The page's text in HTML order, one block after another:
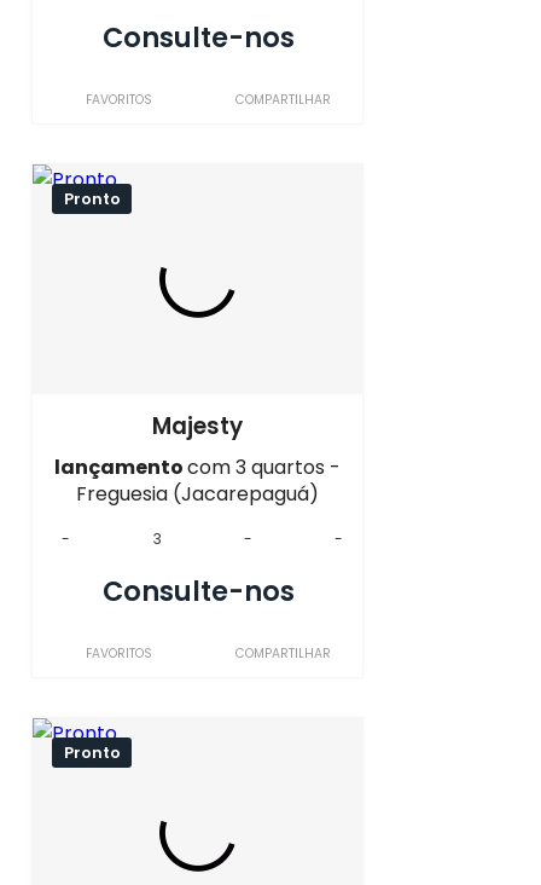
Consulte-nos
FAVORITOS COMPARTILHAR
Pronto
Majesty
lançamentocom 3 quartos -
Freguesia (Jacarepaguá)
- 3 - -
Consulte-nos
FAVORITOS COMPARTILHAR
Pronto